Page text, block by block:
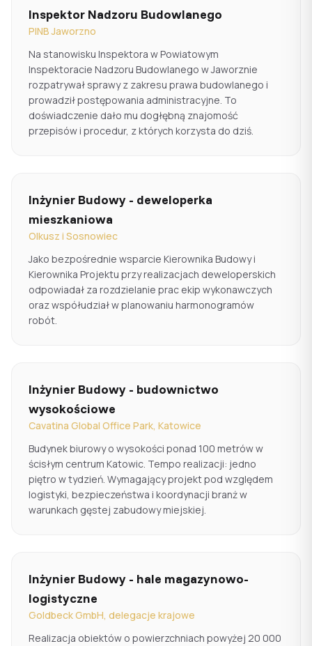
Inspektor Nadzoru Budowlanego
PINB Jaworzno
Na stanowisku Inspektora w Powiatowym
Inspektoracie Nadzoru Budowlanego w Jaworznie
rozpatrywał sprawy z zakresu prawa budowlanego i
prowadził postępowania administracyjne. To
doświadczenie dało mu dogłębną znajomość
przepisów i procedur, z których korzysta do dziś.
Inżynier Budowy - deweloperka
mieszkaniowa
Olkusz i Sosnowiec
Jako bezpośrednie wsparcie Kierownika Budowy i
Kierownika Projektu przy realizacjach deweloperskich
odpowiadał za rozdzielanie prac ekip wykonawczych
oraz współudział w planowaniu harmonogramów
robót.
Inżynier Budowy - budownictwo
wysokościowe
Cavatina Global Office Park, Katowice
Budynek biurowy o wysokości ponad 100 metrów w
ścisłym centrum Katowic. Tempo realizacji: jedno
piętro w tydzień. Wymagający projekt pod względem
logistyki, bezpieczeństwa i koordynacji branż w
warunkach gęstej zabudowy miejskiej.
Inżynier Budowy - hale magazynowo-
logistyczne
Goldbeck GmbH, delegacje krajowe
Realizacja obiektów o powierzchniach powyżej 20 000